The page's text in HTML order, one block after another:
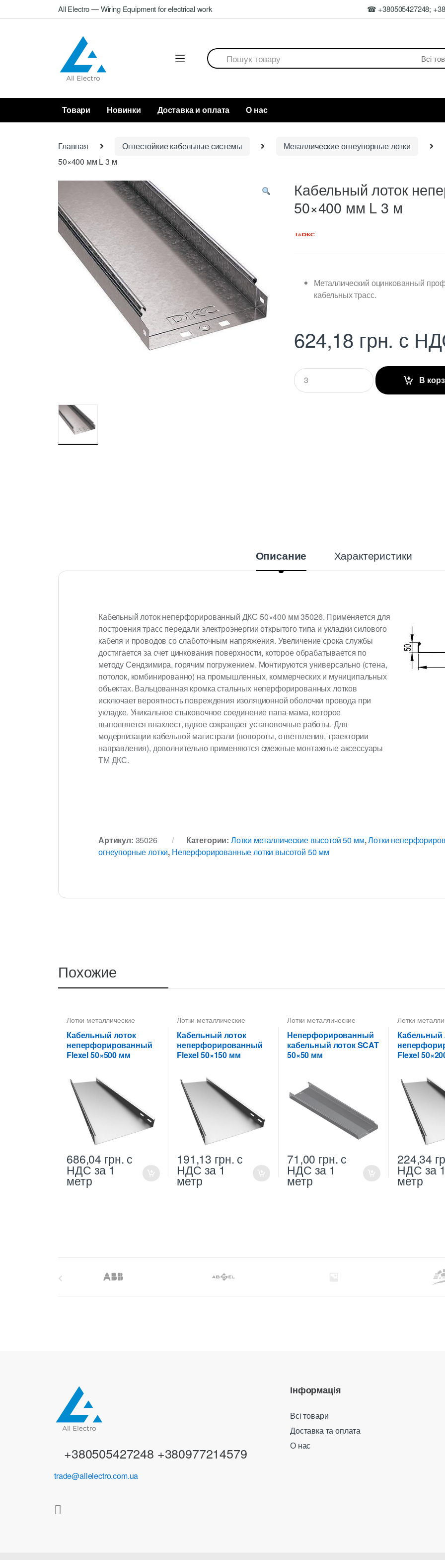
to
to
All Electro — Wiring Equipment for electrical work ☎ +380505427248;
Search
for:
Товари Новинки Доставка и оплата О нас
Главная Огнестойкие кабельные системы Металлические огнеупорные лотки
50×400 мм L 3 м
Кабельный лоток
50×400 мм L 3 м
Металлический оцинкованный
кабельных трасс.
624,18 грн. с
Q
u
a
В
Описание Характеристики
Кабельный лоток неперфорированный ДКС 50×400 мм 35026. Применяется для
построения трасс передали электроэнергии открытого типа и укладки силового
кабеля и проводов со слаботочным напряжения. Увеличение срока службы
достигается за счет цинкования поверхности, которое обрабатывается по
методу Сендзимира, горячим погружением. Монтируются универсально (стена,
потолок, комбинированно) на промышленных, коммерческих и муниципальных
объектах. Вальцованная кромка стальных неперфорированных лотков
исключает вероятность повреждения изоляционной оболочки провода при
укладке. Уникальное стыковочное соединение папа-мама, которое
выполняется внахлест, вдвое сокращает установочные работы. Для
модернизации кабельной магистрали (повороты, ответвления, траектории
направления), дополнительно применяются смежные монтажные аксессуары
ТМ ДКС.
Артикул: 35026 Категории: Лотки металлические высотой 50 мм,Лотки
огнеупорные лотки, Неперфорированные лотки высотой 50 мм
Похожие
Лотки металлические
Неперфорированные лотки
высотой 50 мм
Кабельный лоток
неперфорированный
Flexel 50×500 мм
686,04 грн. с
НДС за 1
метр
Лотки металлические
Неперфорированные лотки
высотой 50 мм
Кабельный лоток
неперфорированный
Flexel 50×150 мм
191,13 грн. с
НДС за 1
метр
Лотки металлические
Неперфорированные лотки
высотой 50 мм
Неперфорированный
кабельный лоток SCAT
50×50 мм
71,00 грн. с
НДС за 1
метр
Лотки
высотой 50 мм
Кабельный
Flexel
224,34
НДС за 1
метр
+380505427248 +380977214579
trade@allelectro.com.ua
Інформація
Всі товари
Доставка та оплата
О нас